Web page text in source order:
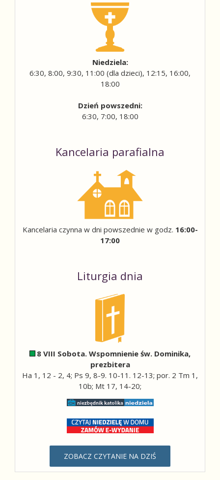
Niedziela:
6:30, 8:00, 9:30, 11:00 (dla dzieci), 12:15, 16:00,
18:00
Dzień powszedni:
6:30, 7:00, 18:00
Kancelaria parafialna
Kancelaria czynna w dni powszednie w godz. 16:00-
17:00
Liturgia dnia
8 VIII Sobota. Wspomnienie św. Dominika,
prezbitera
Ha 1, 12 - 2, 4; Ps 9, 8-9. 10-11. 12-13; por. 2 Tm 1,
10b; Mt 17, 14-20;
ZOBACZ CZYTANIE NA DZIŚ